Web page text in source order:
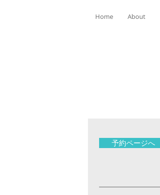
Home About
予約ページへ